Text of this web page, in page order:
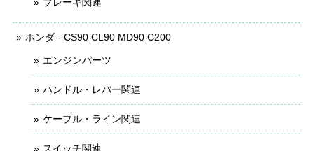
ブレーキ関連
ホンダ - CS90 CL90 MD90 C200
エンジンパーツ
ハンドル・レバー関連
ケーブル・ライン関連
スイッチ関連